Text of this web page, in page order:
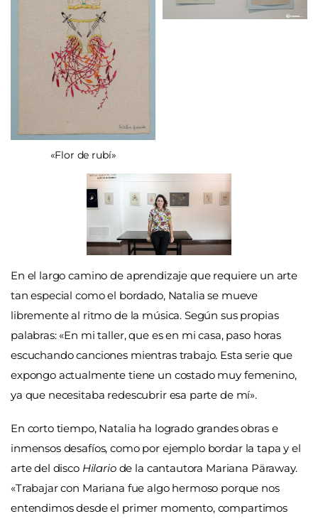
«Flor de rubí»
En el largo camino de aprendizaje que requiere un arte
tan especial como el bordado, Natalia se mueve
libremente al ritmo de la música. Según sus propias
palabras: «En mi taller, que es en mi casa, paso horas
escuchando canciones mientras trabajo. Esta serie que
expongo actualmente tiene un costado muy femenino,
ya que necesitaba redescubrir esa parte de mí».
En corto tiempo, Natalia ha logrado grandes obras e
inmensos desafíos, como por ejemplo bordar la tapa y el
arte del disco Hilariode la cantautora Mariana Päraway.
«Trabajar con Mariana fue algo hermoso porque nos
entendimos desde el primer momento, compartimos